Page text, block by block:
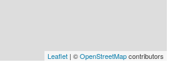
Leaflet | ©OpenStreetMapcontributors